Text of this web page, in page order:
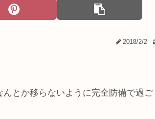
2018/2/2
とか移らないように完全防備で過